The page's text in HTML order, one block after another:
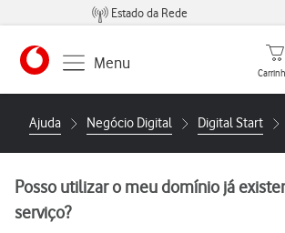
Estado da Rede
Menu
Ajuda Negócio Digital Digital Start
Posso utilizar o meu domínio já
serviço?